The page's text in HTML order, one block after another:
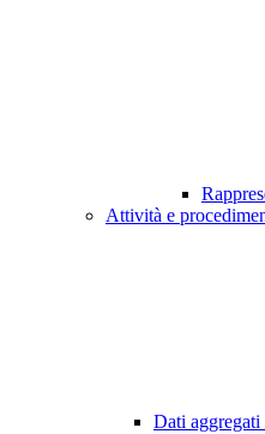
Attività e
Dati